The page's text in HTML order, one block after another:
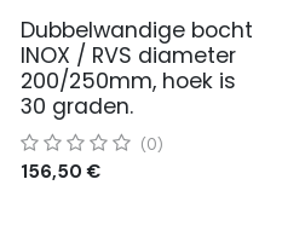
Dubbelwandige bocht
INOX / RVS diameter
200/250mm, hoek is
30 graden.
(0)
156,50 €